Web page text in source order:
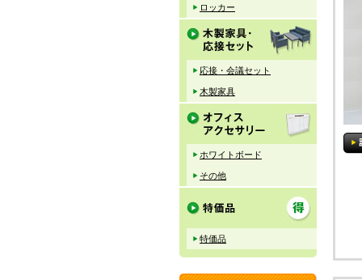
ロッカー
応接・会議セット
木製家具
ホワイトボード
その他
特価品